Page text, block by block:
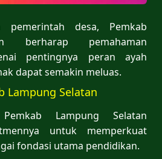
pemerintah desa, Pemkab
berharap pemahaman
pentingnya peran ayah
dapat semakin meluas.
Lampung Selatan
Lampung Selatan
untuk memperkuat
fondasi utama pendidikan.